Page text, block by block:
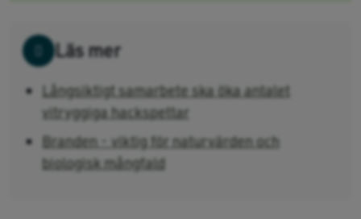
Läs mer
Långsiktigt samarbete ska öka antalet
vitryggiga hackspettar
Branden - viktig för naturvärden och
biologisk mångfald